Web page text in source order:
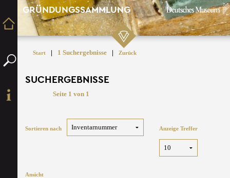
GRÜNDUNGSSAMMLUNG
Start | 1 Suchergebnisse | Zurück
SUCHERGEBNISSE
Seite 1 von 1
Sortieren nach Anzeige Treffer
Ansicht